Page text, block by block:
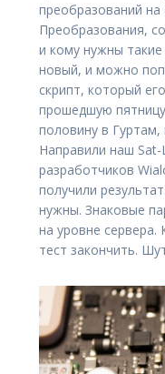
преобразований на
Преобразования,
и кому нужны
новый, и можно
скрипт, который
прошедшую
половину в Гуртам,
Направили наш
разработчиков
получили
нужны. Знаковые
на уровне
тест закончить.